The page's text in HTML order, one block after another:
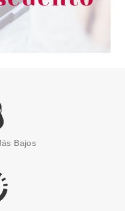
CRYSTAL
Bajos